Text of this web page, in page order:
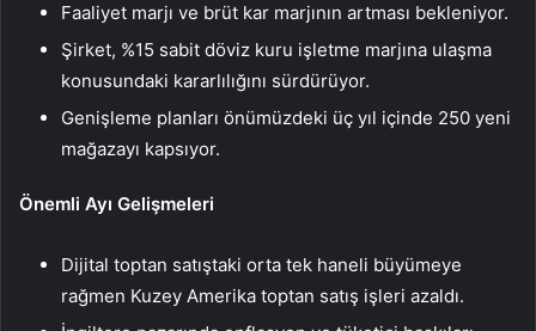
Faaliyet marjı ve brüt kar marjının artması bekleniyor.
Şirket, %15 sabit döviz kuru işletme marjına ulaşma
konusundaki kararlılığını sürdürüyor.
Genişleme planları önümüzdeki üç yıl içinde 250 yeni
mağazayı kapsıyor.
Önemli Ayı Gelişmeleri
Dijital toptan satıştaki orta tek haneli büyümeye
rağmen Kuzey Amerika toptan satış işleri azaldı.